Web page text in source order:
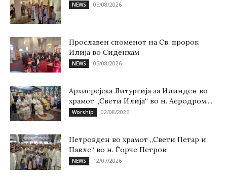
NEWS 05/08/2026
Прославен споменот на Св. пророк
Илија во Сиденхам
NEWS 05/08/2026
Архиерејска Литургија за Илинден во
храмот „Свети Илија“ во н. Аеродром,...
Worship 02/08/2026
Петровден во храмот „Свети Петар и
Павле“ во н. Ѓорче Петров
NEWS 12/07/2026